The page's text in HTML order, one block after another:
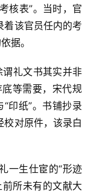
核表”。当时，官
着该官员任内的考
据。
礼文书其实并非
等需要，宋代规
“印纸”。书铺抄录
校对原件，该录白
生仕宦的“形迹
所未有的文献大